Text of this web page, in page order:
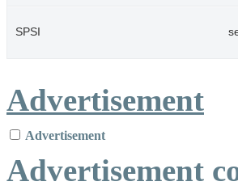
SPSI
Advertisement
Advertisement
Advertisement